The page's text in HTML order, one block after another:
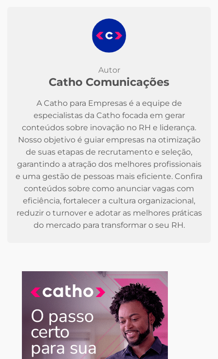
Autor
Catho Comunicações
A Catho para Empresas é a equipe de
especialistas da Catho focada em gerar
conteúdos sobre inovação no RH e liderança.
Nosso objetivo é guiar empresas na otimização
de suas etapas de recrutamento e seleção,
garantindo a atração dos melhores profissionais
e uma gestão de pessoas mais eficiente. Confira
conteúdos sobre como anunciar vagas com
eficiência, fortalecer a cultura organizacional,
reduzir o turnover e adotar as melhores práticas
do mercado para transformar o seu RH.